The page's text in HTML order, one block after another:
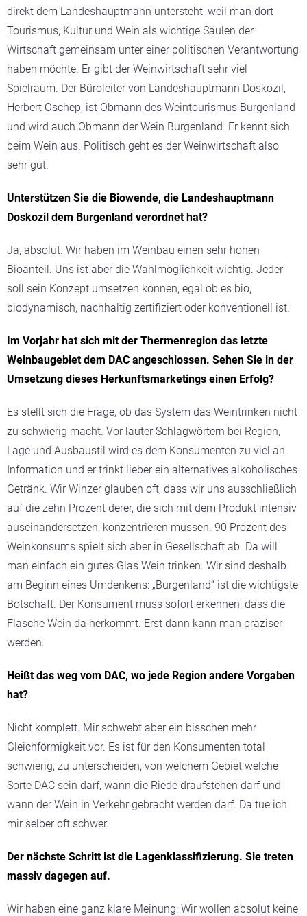
direkt dem Landeshauptmann untersteht, weil man dort
Tourismus, Kultur und Wein als wichtige Säulen der
Wirtschaft gemeinsam unter einer politischen Verantwortung
haben möchte. Er gibt der Weinwirtschaft sehr viel
Spielraum. Der Büroleiter von Landeshauptmann Doskozil,
Herbert Oschep, ist Obmann des Weintourismus Burgenland
und wird auch Obmann der Wein Burgenland. Er kennt sich
beim Wein aus. Politisch geht es der Weinwirtschaft also
sehr gut.
Unterstützen Sie die Biowende, die Landeshauptmann
Doskozil dem Burgenland verordnet hat?
Ja, absolut. Wir haben im Weinbau einen sehr hohen
Bioanteil. Uns ist aber die Wahlmöglichkeit wichtig. Jeder
soll sein Konzept umsetzen können, egal ob es bio,
biodynamisch, nachhaltig zertifiziert oder konventionell ist.
Im Vorjahr hat sich mit der Thermenregion das letzte
Weinbaugebiet dem DAC angeschlossen. Sehen Sie in der
Umsetzung dieses Herkunftsmarketings einen Erfolg?
Es stellt sich die Frage, ob das System das Weintrinken nicht
zu schwierig macht. Vor lauter Schlagwörtern bei Region,
Lage und Ausbaustil wird es dem Konsumenten zu viel an
Information und er trinkt lieber ein alternatives alkoholisches
Getränk. Wir Winzer glauben oft, dass wir uns ausschließlich
auf die zehn Prozent derer, die sich mit dem Produkt intensiv
auseinandersetzen, konzentrieren müssen. 90 Prozent des
Weinkonsums spielt sich aber in Gesellschaft ab. Da will
man einfach ein gutes Glas Wein trinken. Wir sind deshalb
am Beginn eines Umdenkens: „Burgenland“ ist die wichtigste
Botschaft. Der Konsument muss sofort erkennen, dass die
Flasche Wein da herkommt. Erst dann kann man präziser
werden.
Heißt das weg vom DAC, wo jede Region andere Vorgaben
hat?
Nicht komplett. Mir schwebt aber ein bisschen mehr
Gleichförmigkeit vor. Es ist für den Konsumenten total
schwierig, zu unterscheiden, von welchem Gebiet welche
Sorte DAC sein darf, wann die Riede draufstehen darf und
wann der Wein in Verkehr gebracht werden darf. Da tue ich
mir selber oft schwer.
Der nächste Schritt ist die Lagenklassifizierung. Sie treten
massiv dagegen auf.
Wir haben eine ganz klare Meinung: Wir wollen absolut keine